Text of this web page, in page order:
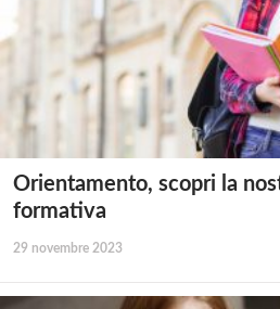
Orientamento, scopri la
formativa
29 novembre 2023